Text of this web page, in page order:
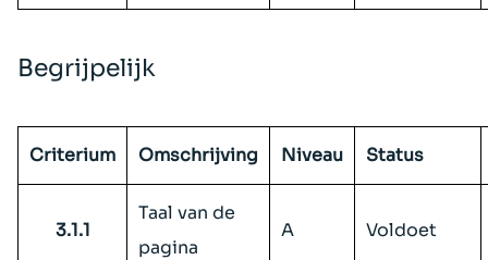
Begrijpelijk
Criterium Omschrijving Niveau Status
3.1.1
Taal van de
pagina
A Voldoet